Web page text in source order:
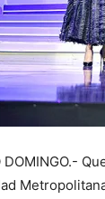
DOMINGO.-